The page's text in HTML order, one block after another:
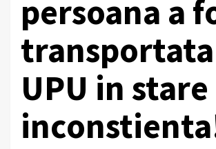
persoana a
UPU in